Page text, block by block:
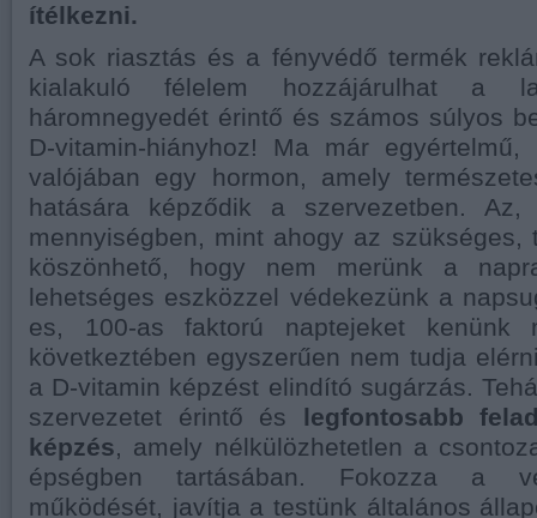
ítélkezni.
A sok riasztás és a fényvédő termék
kialakuló félelem hozzájárulhat a
háromnegyedét érintő és számos súlyos
D-vitamin-hiányhoz! Ma már
valójában egy hormon, amely
hatására képződik a szervezetben.
mennyiségben, mint ahogy az szükséges,
köszönhető, hogy nem merünk a
lehetséges eszközzel védekezünk a
es, 100-as faktorú naptejeket kenünk
következtében egyszerűen nem tudja
a D-vitamin képzést elindító sugárzás.
szervezetet érintő és legfontosabb
képzés, amely nélkülözhetetlen a
épségben tartásában. Fokozza a
működését, javítja a testünk általános